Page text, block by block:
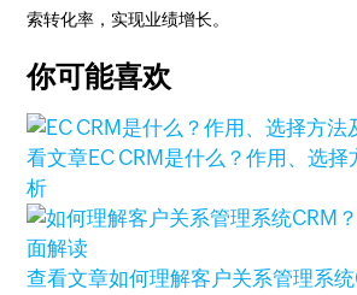
索转化率，实现业绩增长。
你可能喜欢
看文章EC CRM是什么？作用、选
析
查看文章如何理解客户关系管理系